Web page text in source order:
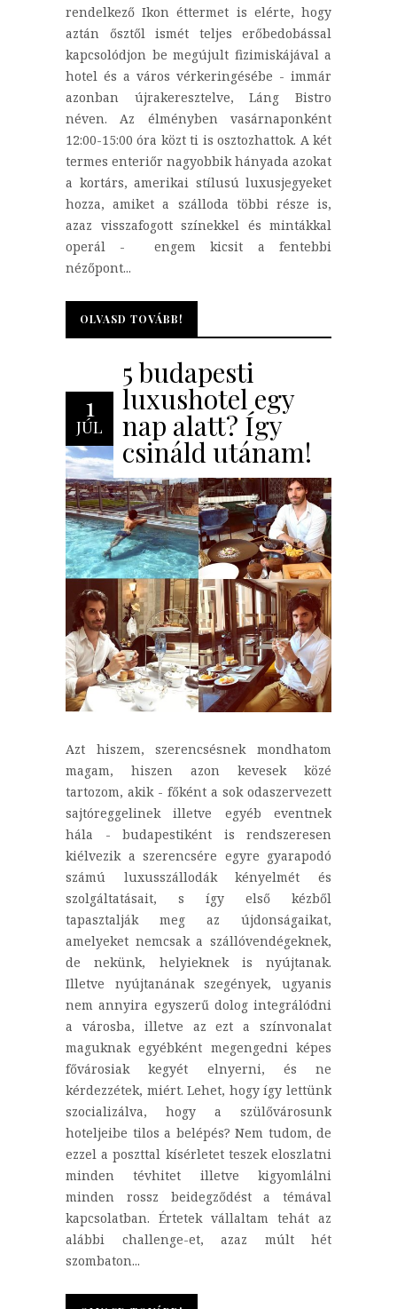
rendelkező Ikon éttermet is elérte, hogy
aztán ősztől ismét teljes erőbedobással
kapcsolódjon be megújult fizimiskájával a
hotel és a város vérkeringésébe - immár
azonban újrakeresztelve, Láng Bistro
néven. Az élményben vasárnaponként
12:00-15:00 óra közt ti is osztozhattok. A két
termes enteriőr nagyobbik hányada azokat
a kortárs, amerikai stílusú luxusjegyeket
hozza, amiket a szálloda többi része is,
azaz visszafogott színekkel és mintákkal
operál - engem kicsit a fentebbi
nézőpont...
OLVASD TOVÁBB!
OLVASD TOVÁBB!
1
JÚL
5 budapesti
luxushotel egy
nap alatt? Így
csináld utánam!
Azt hiszem, szerencsésnek mondhatom
magam, hiszen azon kevesek közé
tartozom, akik - főként a sok odaszervezett
sajtóreggelinek illetve egyéb eventnek
hála - budapestiként is rendszeresen
kiélvezik a szerencsére egyre gyarapodó
számú luxusszállodák kényelmét és
szolgáltatásait, s így első kézből
tapasztalják meg az újdonságaikat,
amelyeket nemcsak a szállóvendégeknek,
de nekünk, helyieknek is nyújtanak.
Illetve nyújtanának szegények, ugyanis
nem annyira egyszerű dolog integrálódni
a városba, illetve az ezt a színvonalat
maguknak egyébként megengedni képes
fővárosiak kegyét elnyerni, és ne
kérdezzétek, miért. Lehet, hogy így lettünk
szocializálva, hogy a szülővárosunk
hoteljeibe tilos a belépés? Nem tudom, de
ezzel a poszttal kísérletet teszek eloszlatni
minden tévhitet illetve kigyomlálni
minden rossz beidegződést a témával
kapcsolatban. Értetek vállaltam tehát az
alábbi challenge-et, azaz múlt hét
szombaton...